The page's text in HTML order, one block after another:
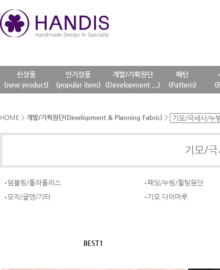
신상품
(new product)
인기상품
(popular item)
개발/기획원단
(Development ...)
패턴
(Pattern)
HOME > 개발/기획원단(Development & Planning Fabric) >
기모/
덤블링/폴라폴리스
패딩/누빔/퀼팅원단
모직/골덴/기타
기모 다이마루
BEST1